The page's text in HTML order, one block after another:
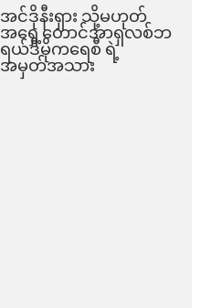
အင်ဒိုနီးရှား သို့မဟုတ်
အရှေ့တောင်အာရှလစ်ဘ
ရယ်ဒီမိုကရေစီ ရဲ့
အမှတ်အသား